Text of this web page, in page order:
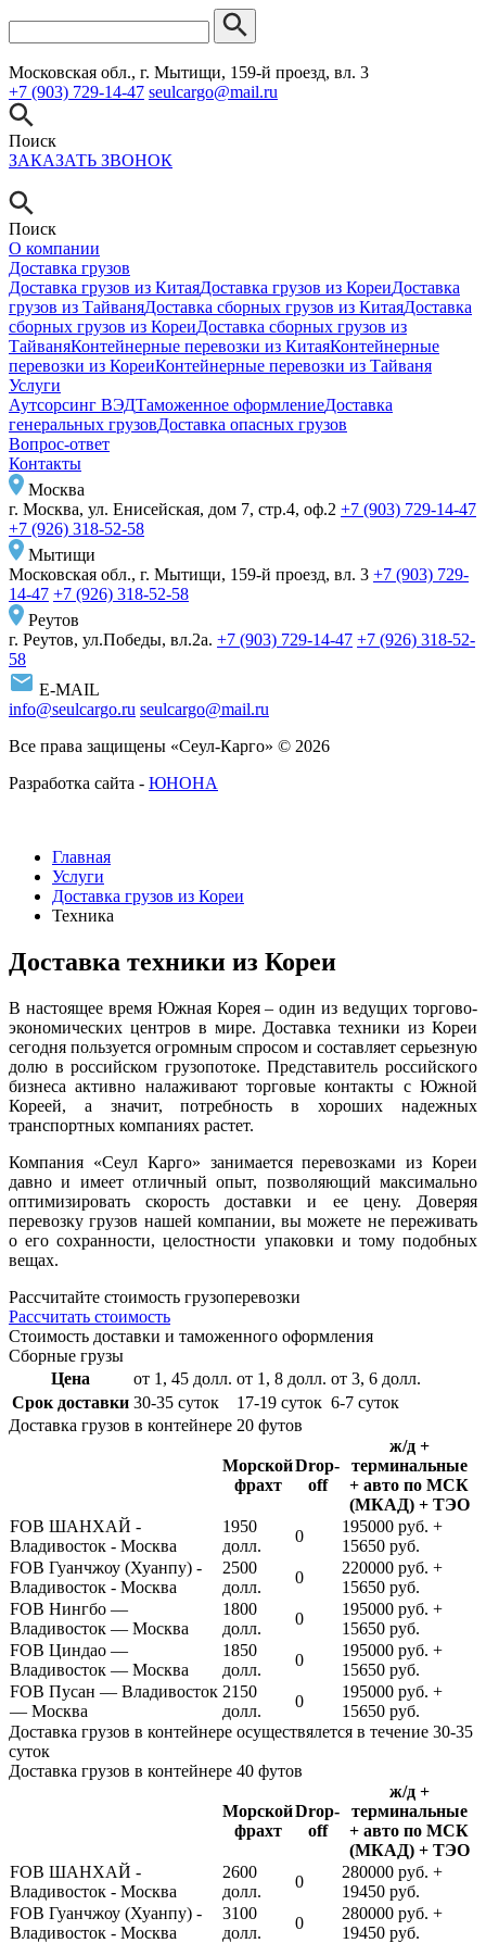
Московская обл., г. Мытищи, 159-й проезд, вл. 3
+7 (903) 729-14-47 seulcargo@mail.ru
Поиск
ЗАКАЗАТЬ ЗВОНОК
Поиск
О компании
Доставка грузов
Доставка грузов из КитаяДоставка грузов из КореиДоставка
грузов из ТайваняДоставка сборных грузов из КитаяДоставка
сборных грузов из КореиДоставка сборных грузов из
ТайваняКонтейнерные перевозки из КитаяКонтейнерные
перевозки из КореиКонтейнерные перевозки из Тайваня
Услуги
Аутсорсинг ВЭДТаможенное оформлениеДоставка
генеральных грузовДоставка опасных грузов
Вопрос-ответ
Контакты
Москва
г. Москва, ул. Енисейская, дом 7, стр.4, оф.2 +7 (903) 729-14-47
+7 (926) 318-52-58
Мытищи
Московская обл., г. Мытищи, 159-й проезд, вл. 3 +7 (903) 729-
14-47 +7 (926) 318-52-58
Реутов
г. Реутов, ул.Победы, вл.2а. +7 (903) 729-14-47 +7 (926) 318-52-
58
E-MAIL
info@seulcargo.ru seulcargo@mail.ru
Все права защищены «Сеул-Карго» © 2026
Разработка сайта - ЮНОНА
Главная
Услуги
Доставка грузов из Кореи
Техника
Доставка техники из Кореи
В настоящее время Южная Корея – один из ведущих торгово-
экономических центров в мире. Доставка техники из Кореи
сегодня пользуется огромным спросом и составляет серьезную
долю в российском грузопотоке. Представитель российского
бизнеса активно налаживают торговые контакты с Южной
Кореей, а значит, потребность в хороших надежных
транспортных компаниях растет.
Компания «Сеул Карго» занимается перевозками из Кореи
давно и имеет отличный опыт, позволяющий максимально
оптимизировать скорость доставки и ее цену. Доверяя
перевозку грузов нашей компании, вы можете не переживать
о его сохранности, целостности упаковки и тому подобных
вещах.
Расcчитайте стоимость грузоперевозки
Рассчитать стоимость
Стоимость доставки и таможенного оформления
Сборные грузы
Цена
от 1, 45 долл. от 1, 8 долл. от 3, 6 долл.
Срок доставки 30-35 суток 17-19 суток 6-7 суток
Доставка грузов в контейнере 20 футов
Морской
фрахт
Drop-
off
ж/д +
терминальные
+ авто по МСК
(МКАД) + ТЭО
FOB ШАНХАЙ -
Владивосток - Москва
1950
долл.
0
195000 руб. +
15650 руб.
FOB Гуанчжоу (Хуанпу) -
Владивосток - Москва
2500
долл.
0
220000 руб. +
15650 руб.
FOB Нингбо —
Владивосток — Москва
1800
долл.
0
195000 руб. +
15650 руб.
FOB Циндао —
Владивосток — Москва
1850
долл.
0
195000 руб. +
15650 руб.
FOB Пусан — Владивосток
— Москва
2150
долл.
0
195000 руб. +
15650 руб.
Доставка грузов в контейнере осуществялется в течение 30-35
суток
Доставка грузов в контейнере 40 футов
Морской
фрахт
Drop-
off
ж/д +
терминальные
+ авто по МСК
(МКАД) + ТЭО
FOB ШАНХАЙ -
Владивосток - Москва
2600
долл.
0
280000 руб. +
19450 руб.
FOB Гуанчжоу (Хуанпу) -
Владивосток - Москва
3100
долл.
0
280000 руб. +
19450 руб.